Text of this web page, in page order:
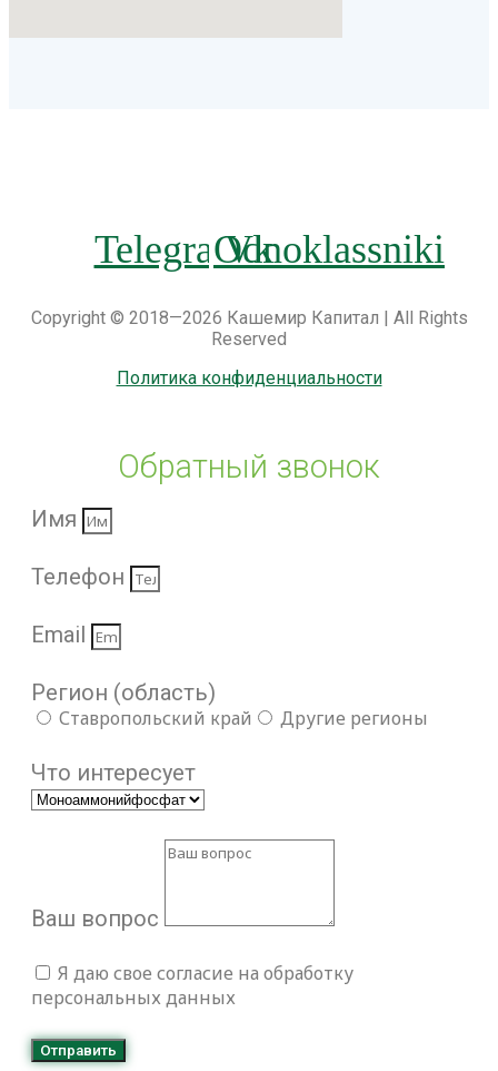
TelegramVk
Odnoklassniki
Copyright © 2018—2026 Кашемир Капитал | All Rights
Reserved
Политика конфиденциальности
Обратный звонок
Имя
Телефон
Email
Регион (область)
Ставропольский край Другие регионы
Что интересует
Ваш вопрос
Я даю свое согласие на обработку
персональных данных
Отправить